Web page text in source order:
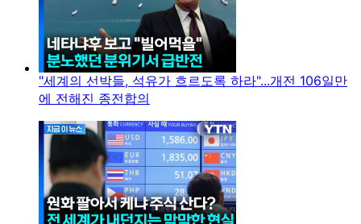
"세계의 선박들, 석유가 흐르도록 하라"...개전 106일만
에 전해진 종전합의